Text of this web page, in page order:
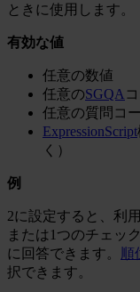
ときに使用します。
有効な値
任意の数値
任意のSGQA
任意の質問コ
ExpressionScript
く）
例
2に設定すると、利
または1つのチェッ
に回答できます。
択できます。